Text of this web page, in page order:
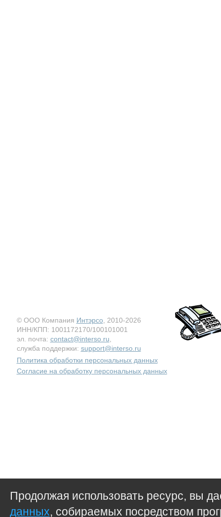
© ООО Компания Интэрсо , 2010-2026
ИНН/КПП: 1001172170/100101001
эл. почта: contact@interso.ru
служба поддержки: support@interso.ru
Политика обработки персональных данных
Согласие на обработку персональных данных
Продолжая использовать ресурс, вы
данных, собираемых посредством